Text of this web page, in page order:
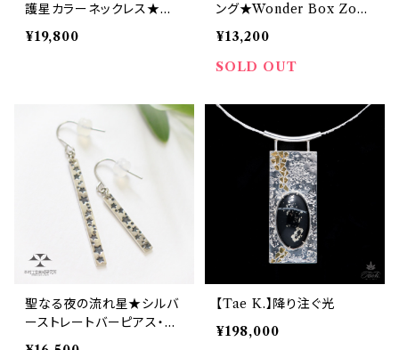
護星カラーネックレス★Wo
nderBoxZodiac
¥19,800
ング★Wonder Box Zodi
ac
¥13,200
SOLD OUT
聖なる夜の流れ星★シルバ
ーストレートバーピアス・イ
ヤリング
【Tae K.】降り注ぐ光
¥198,000